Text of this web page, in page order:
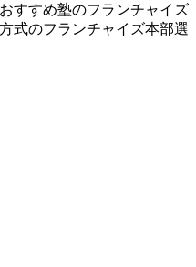
すすめ塾のフランチャイズ
式のフランチャイズ本部選